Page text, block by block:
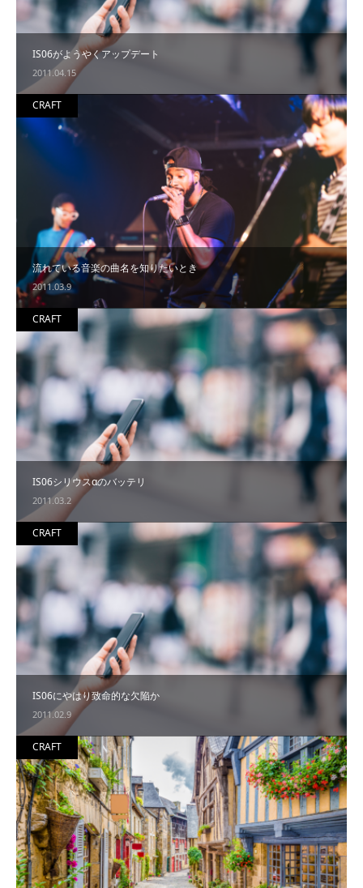
IS06がようやくアップデート
2011.04.15
流れている音楽の曲名を知りたいとき
2011.03.9
CRAFT
IS06シリウスαのバッテリ
2011.03.2
CRAFT
IS06にやはり致命的な欠陥か
2011.02.9
CRAFT
CRAFT